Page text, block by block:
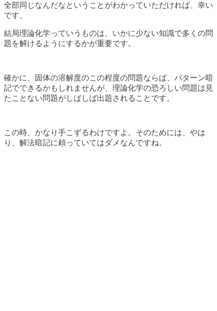
全部同じなんだなということがわかっていただければ、幸い
です。
結局理論化学っていうものは、いかに少ない知識で多くの問
題を解けるようにするかが重要です。
確かに、固体の溶解度のこの程度の問題ならば、パターン暗
記でできるかもしれませんが、理論化学の恐ろしい問題は見
たことない問題がしばしば出題されることです。
この時、かなり手こずるわけですよ。そのためには、やは
り、解法暗記に頼っていてはダメなんですね。